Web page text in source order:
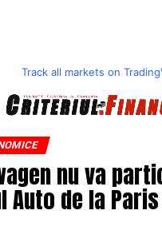
Track all markets on
nu va
Auto de la